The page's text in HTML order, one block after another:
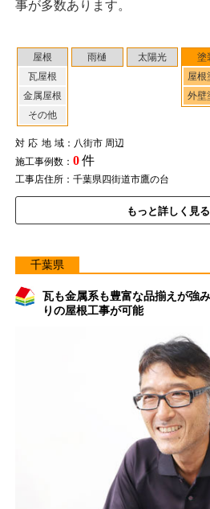
屋根
瓦屋根
金属屋根
その他
雨樋 太陽光
塗
屋根
外壁
対応地域：八街市 周辺
施工事例数： 0件
工事店住所：千葉県四街道市鷹の台
もっと詳しく見る
事が多数あります。
千葉県
瓦も金属系も豊富な品揃えが強
りの屋根工事が可能